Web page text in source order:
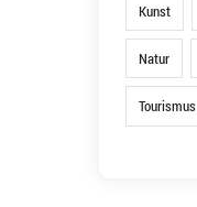
Kunst
Natur
Tourismus